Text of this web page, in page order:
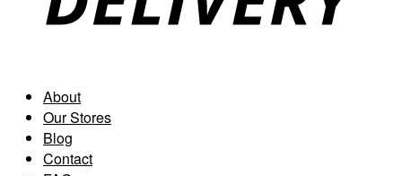
About
Our Stores
Blog
Contact